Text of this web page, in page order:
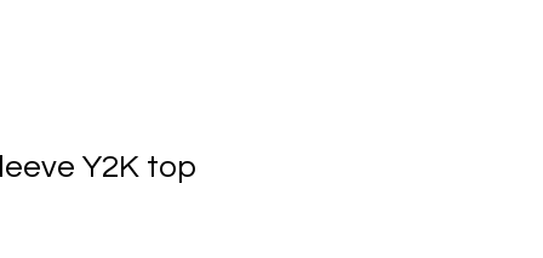
Y2K top